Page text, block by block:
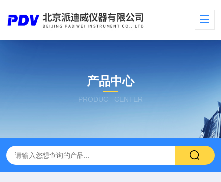
产品中心
PRODUCT CENTER